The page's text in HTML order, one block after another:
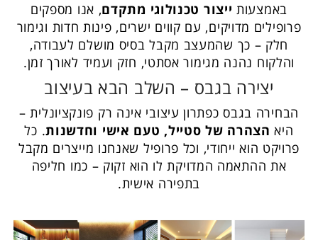
באמצעות ייצור טכנולוגי מתקדם, אנו מספקים
פרופילים מדויקים, עם קווים ישרים, פינות חדות וגימור
חלק – כך שהמעצב מקבל בסיס מושלם לעבודה,
והלקוח נהנה מגימור אסתטי, חזק ועמיד לאורך זמן.
יצירה בגבס – השלב הבא בעיצוב
הבחירה בגבס כפתרון עיצובי אינה רק פונקציונלית –
היא הצהרה של סטייל, טעם אישי וחדשנות. כל
פרויקט הוא ייחודי, וכל פרופיל שאנחנו מייצרים מקבל
את ההתאמה המדויקת לו הוא זקוק – כמו חליפה
בתפירה אישית.